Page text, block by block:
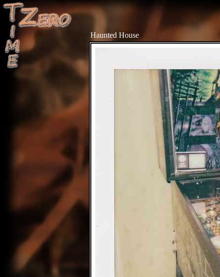
Haunted House